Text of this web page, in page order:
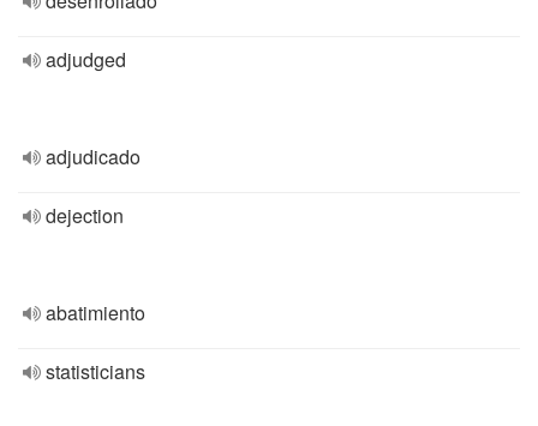
adjudged
adjudicado
dejection
abatimiento
statisticians